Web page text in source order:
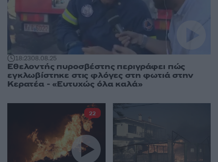
18:2308.08.25
Εθελοντής πυροσβέστης περιγράφει πώς
εγκλωβίστηκε στις φλόγες στη φωτιά στην
Κερατέα - «Ευτυχώς όλα καλά»
22